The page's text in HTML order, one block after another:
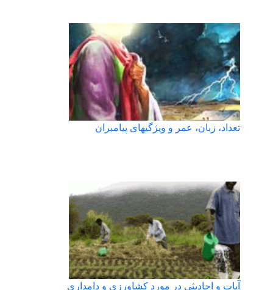
تعداد، زبان، عمر و ویژگیهای پیامبران
آیات و احادیثی در مورد کشاورزی و دامداری